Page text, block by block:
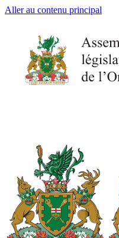
Aller au contenu principal